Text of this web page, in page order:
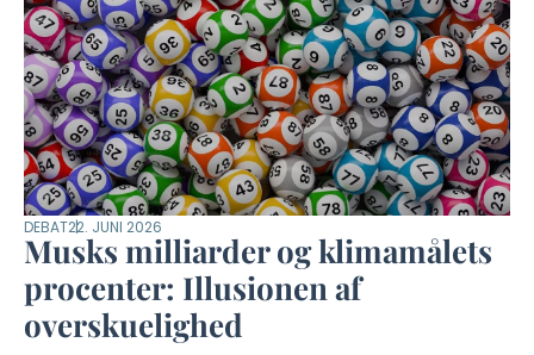
DEBAT22. JUNI 2026
Musks milliarder og klimamålets
procenter: Illusionen af
overskuelighed